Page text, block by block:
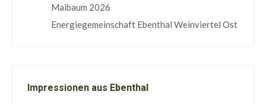
Maibaum 2026
Energiegemeinschaft Ebenthal Weinviertel Ost
Impressionen aus Ebenthal